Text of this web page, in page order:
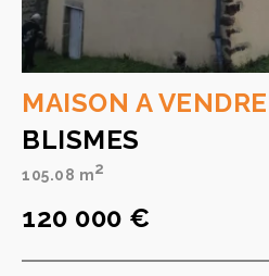
MAISON A VENDRE
BLISMES
105.08 m2
120 000 €